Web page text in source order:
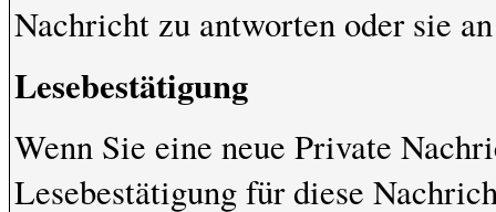
Nachricht zu antworten oder sie
Lesebestätigung
Wenn Sie eine neue Private
Lesebestätigung für diese